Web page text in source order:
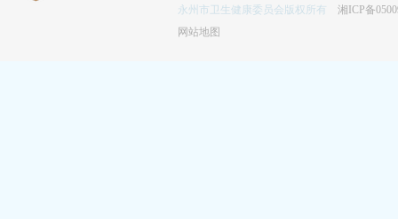
永州市卫生健康委员会版权所有 湘ICP备
网站地图